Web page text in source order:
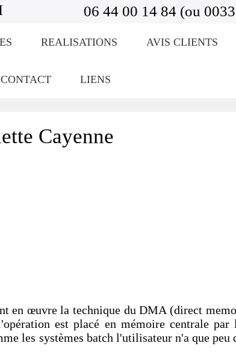
06 44 00 14 84 (ou
REALISATIONS AVIS CLIENTS
CONTACT LIENS
Cayenne
en œuvre la technique du DMA (direct
est placé en mémoire centrale par
les systèmes batch l'utilisateur n'a que peu